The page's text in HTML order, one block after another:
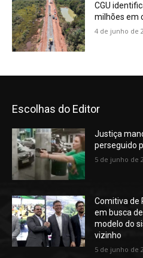
CGU
milhões em
4 de junho de
Escolhas do Editor
Justiça
perseguido
5 de junho de
Comitiva de
em busca
modelo do
vizinho
5 de junho de